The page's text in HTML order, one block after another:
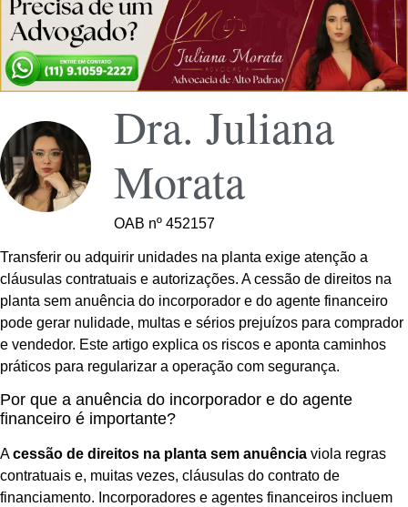
Dra. Juliana
Morata
OAB nº 452157
Transferir ou adquirir unidades na planta exige atenção a
cláusulas contratuais e autorizações. A cessão de direitos na
planta sem anuência do incorporador e do agente financeiro
pode gerar nulidade, multas e sérios prejuízos para comprador
e vendedor. Este artigo explica os riscos e aponta caminhos
práticos para regularizar a operação com segurança.
Por que a anuência do incorporador e do agente
financeiro é importante?
Acessão de direitos na planta sem anuência viola regras
contratuais e, muitas vezes, cláusulas do contrato de
financiamento. Incorporadores e agentes financeiros incluem